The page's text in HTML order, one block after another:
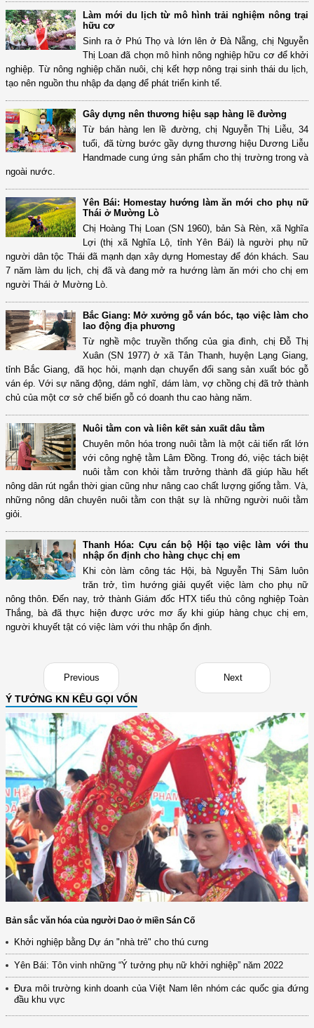
Làm mới du lịch từ mô hình trải nghiệm nông trại
hữu cơ
Sinh ra ở Phú Thọ và lớn lên ở Đà Nẵng, chị Nguyễn
Thị Loan đã chọn mô hình nông nghiệp hữu cơ để khởi
nghiệp. Từ nông nghiệp chăn nuôi, chị kết hợp nông trại sinh thái du lịch,
tạo nên nguồn thu nhập đa dạng để phát triển kinh tế.
Gây dựng nên thương hiệu sạp hàng lề đường
Từ bán hàng len lề đường, chị Nguyễn Thị Liễu, 34
tuổi, đã từng bước gầy dựng thương hiệu Dương Liễu
Handmade cung ứng sản phẩm cho thị trường trong và
ngoài nước.
Yên Bái: Homestay hướng làm ăn mới cho phụ nữ
Thái ở Mường Lò
Chị Hoàng Thị Loan (SN 1960), bản Sà Rèn, xã Nghĩa
Lợi (thị xã Nghĩa Lộ, tỉnh Yên Bái) là người phụ nữ
người dân tộc Thái đã mạnh dạn xây dựng Homestay để đón khách. Sau
7 năm làm du lịch, chị đã và đang mở ra hướng làm ăn mới cho chị em
người Thái ở Mường Lò.
Bắc Giang: Mở xưởng gỗ ván bóc, tạo việc làm cho
lao động địa phương
Từ nghề mộc truyền thống của gia đình, chị Đỗ Thị
Xuân (SN 1977) ở xã Tân Thanh, huyện Lạng Giang,
tỉnh Bắc Giang, đã học hỏi, mạnh dạn chuyển đổi sang sản xuất bóc gỗ
ván ép. Với sự năng động, dám nghĩ, dám làm, vợ chồng chị đã trở thành
chủ của một cơ sở chế biến gỗ có doanh thu cao hàng năm.
Nuôi tằm con và liên kết sản xuất dâu tằm
Chuyên môn hóa trong nuôi tằm là một cải tiến rất lớn
với công nghệ tằm Lâm Đồng. Trong đó, việc tách biệt
nuôi tằm con khỏi tằm trưởng thành đã giúp hầu hết
nông dân rút ngắn thời gian cũng như nâng cao chất lượng giống tằm. Và,
những nông dân chuyên nuôi tằm con thật sự là những người nuôi tằm
giỏi.
Thanh Hóa: Cựu cán bộ Hội tạo việc làm với thu
nhập ổn định cho hàng chục chị em
Khi còn làm công tác Hội, bà Nguyễn Thị Sâm luôn
trăn trở, tìm hướng giải quyết việc làm cho phụ nữ
nông thôn. Đến nay, trở thành Giám đốc HTX tiểu thủ công nghiệp Toàn
Thắng, bà đã thực hiện được ước mơ ấy khi giúp hàng chục chị em,
người khuyết tật có việc làm với thu nhập ổn định.
Previous Next
Ý TƯỞNG KN KÊU GỌI VỐN
Bản sắc văn hóa của người Dao ở miền Sán Cố
Khởi nghiệp bằng Dự án "nhà trẻ" cho thú cưng
Yên Bái: Tôn vinh những “Ý tưởng phụ nữ khởi nghiệp” năm 2022
Đưa môi trường kinh doanh của Việt Nam lên nhóm các quốc gia đứng
đầu khu vực